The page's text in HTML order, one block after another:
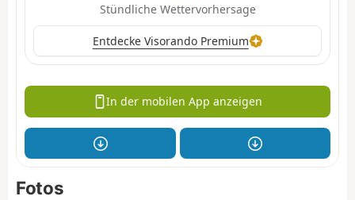
Stündliche Wettervorhersage
Entdecke Visorando Premium
In der mobilen App anzeigen
Fotos